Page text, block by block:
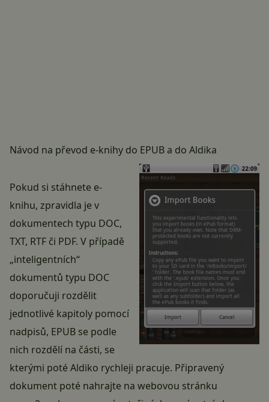
Návod na převod e-knihy do EPUB a do Aldika
Pokud si stáhnete e-
knihu, zpravidla je v
dokumentech typu DOC,
TXT, RTF či PDF. V případě
„inteligentních“
dokumentů typu DOC
doporučuji rozdělit
jednotlivé kapitoly pomocí
nadpisů, EPUB se podle
nich rozdělí na části, se
kterými poté Aldiko rychleji pracuje. Připravený
dokument poté nahrajte na webovou stránku